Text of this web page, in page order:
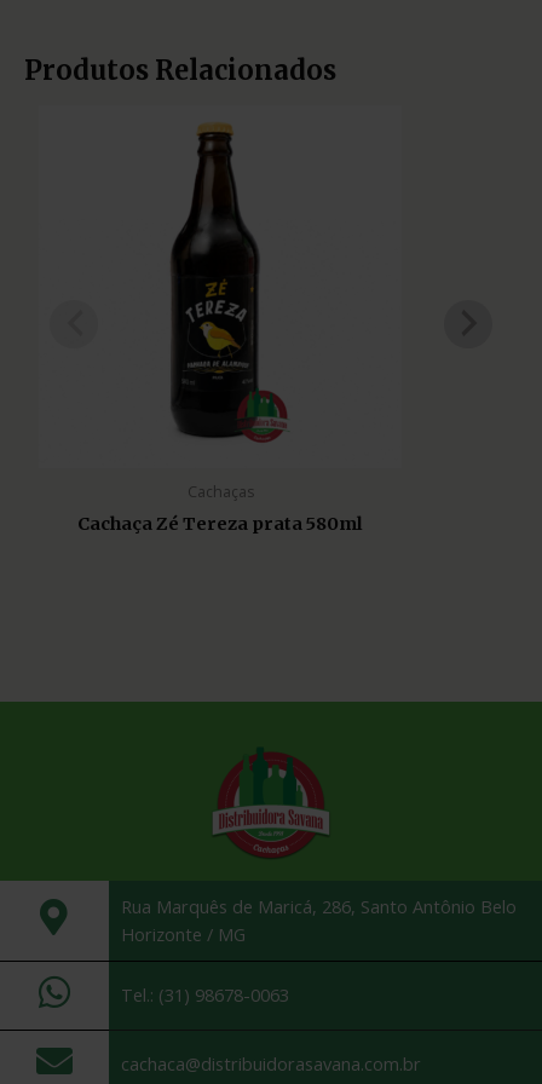
Produtos Relacionados
Cachaças
Cachaça Zé Tereza prata 580ml
Rua Marquês de Maricá, 286, Santo Antônio Belo
Horizonte / MG
Tel.: (31) 98678-0063
cachaca@distribuidorasavana.com.br